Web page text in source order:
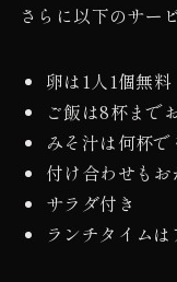
さらに以下のサー
卵は1人1個無料
ご飯は8杯まで
みそ汁は何杯
付け合わせも
サラダ付き
ランチタイム